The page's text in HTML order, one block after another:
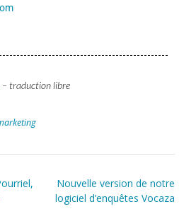
– traduction libre
Nouvelle version de notre
logiciel d’enquêtes Vocaza